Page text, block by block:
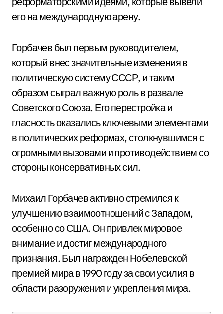
его на международную арену.
Горбачев был первым руководителем,
который внес значительные изменения в
политическую систему СССР, и таким
образом сыграл важную роль в развале
Советского Союза. Его перестройка и
гласность оказались ключевыми элементами
в политических реформах, столкнувшимся с
огромными вызовами и противодействием со
стороны консервативных сил.
Михаил Горбачев активно стремился к
улучшению взаимоотношений с Западом,
особенно со США. Он привлек мировое
внимание и достиг международного
признания. Был награжден Нобелевской
премией мира в 1990 году за свои усилия в
области разоружения и укрепления мира.